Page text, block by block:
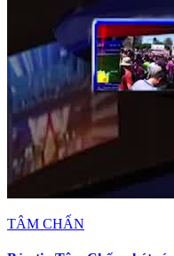
TÂM CHẤN